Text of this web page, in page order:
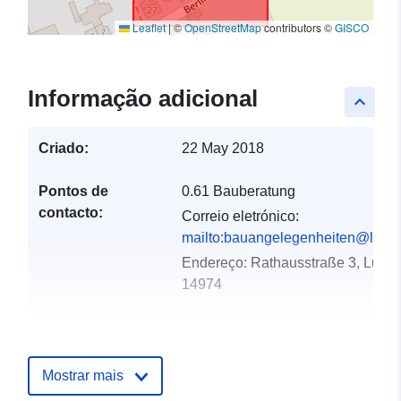
Leaflet|©OpenStreetMapcontributors ©GISCO
keyboard_arrow_up
Informação adicional
Criado: 22 May 2018
Pontos de
contacto:
0.61 Bauberatung
Correio eletrónico:
Endereço: Rathausstraße 3,
14974
Mostrar mais